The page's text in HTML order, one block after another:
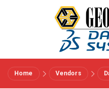
Menu
Home Vendors